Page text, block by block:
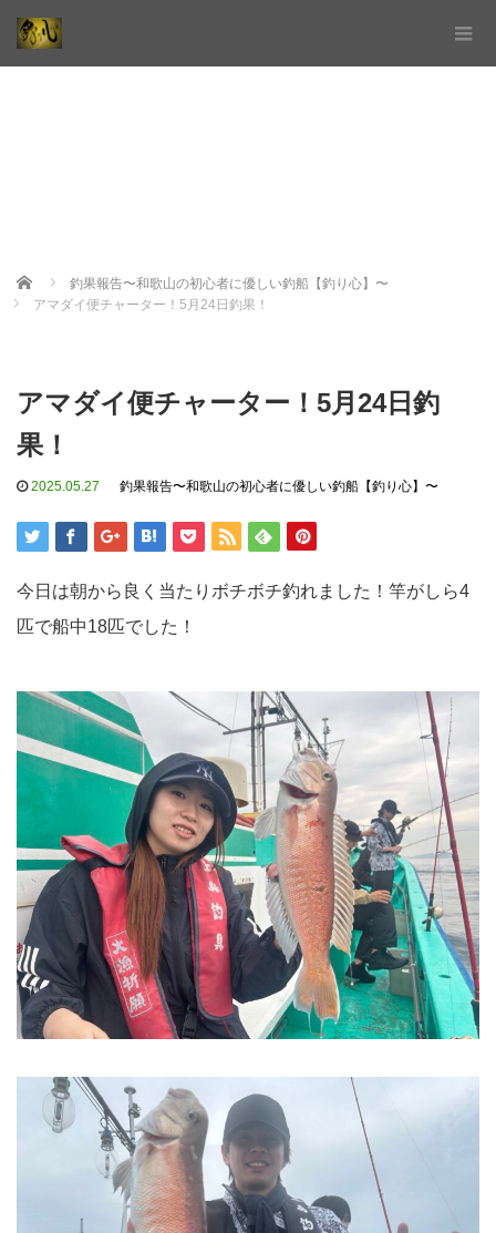
Home
釣果報告〜和歌山の初心者に優しい釣船【釣り心】〜
アマダイ便チャーター！5月24日釣果！
アマダイ便チャーター！5月24日釣
果！
2025.05.27 釣果報告〜和歌山の初心者に優しい釣船【釣り心】〜
今日は朝から良く当たりボチボチ釣れました！竿がしら4
匹で船中18匹でした！